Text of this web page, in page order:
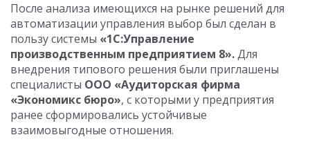
После анализа имеющихся на рынке решений для
автоматизации управления выбор был сделан в
пользу системы «1С:Управление
производственным предприятием 8».Для
внедрения типового решения были приглашены
специалисты ООО «Аудиторская фирма
«Экономикс бюро», с которыми у предприятия
ранее сформировались устойчивые
взаимовыгодные отношения.